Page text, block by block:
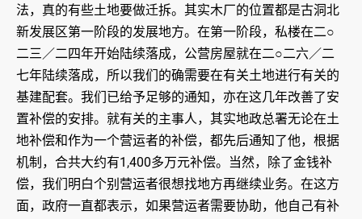
法，真的有些土地要做迁拆。其实木厂的位置都是古洞北
新发展区第一阶段的发展地方。在第一阶段，私楼在二○
二三／二四年开始陆续落成，公营房屋就在二○二六／二
七年陆续落成，所以我们的确需要在有关土地进行有关的
基建配套。我们已给予足够的通知，亦在这几年改善了安
置补偿的安排。就有关的主事人，其实地政总署无论在土
地补偿和作为一个营运者的补偿，都先后通知了他，根据
机制，合共大约有1,400多万元补偿。当然，除了金钱补
偿，我们明白个别营运者很想找地方再继续业务。在这方
面，政府一直都表示，如果营运者需要协助，他自己有补